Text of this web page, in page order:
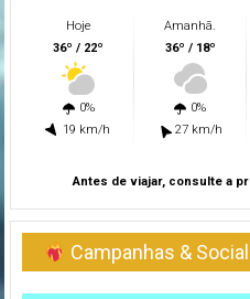
Hoje
36º / 22º
0%
19 km/h
Amanhã.
36º / 18º
0%
27 km/h
Antes de viajar, consulte a
Campanhas & Social